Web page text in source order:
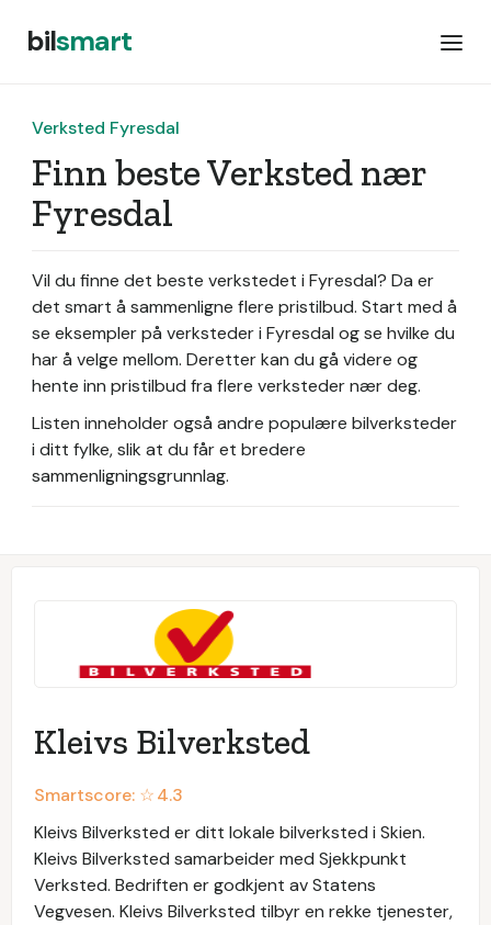
bilsmart
Verksted Fyresdal
Finn beste Verksted nær
Fyresdal
Vil du finne det beste verkstedet i Fyresdal? Da er
det smart å sammenligne flere pristilbud. Start med å
se eksempler på verksteder i Fyresdal og se hvilke du
har å velge mellom. Deretter kan du gå videre og
hente inn pristilbud fra flere verksteder nær deg.
Listen inneholder også andre populære bilverksteder
i ditt fylke, slik at du får et bredere
sammenligningsgrunnlag.
Kleivs Bilverksted
Smartscore: ☆4.3
Kleivs Bilverksted er ditt lokale bilverksted i Skien.
Kleivs Bilverksted samarbeider med Sjekkpunkt
Verksted. Bedriften er godkjent av Statens
Vegvesen. Kleivs Bilverksted tilbyr en rekke tjenester,